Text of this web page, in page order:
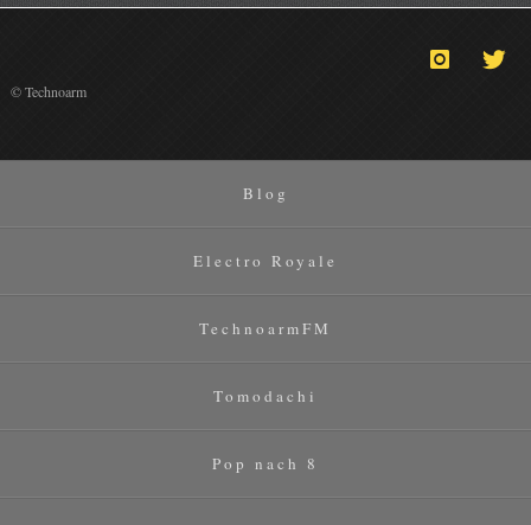
© Technoarm
Blog
Electro Royale
TechnoarmFM
Tomodachi
Pop nach 8